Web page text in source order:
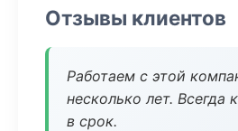
Отзывы клиентов
Работаем с этой
несколько лет. Всегда
в срок.